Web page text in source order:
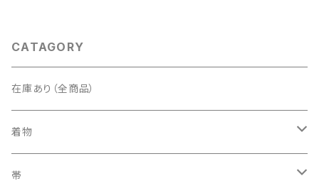
CATAGORY
在庫あり（全商品）
着物
訪問着・付下げ
帯